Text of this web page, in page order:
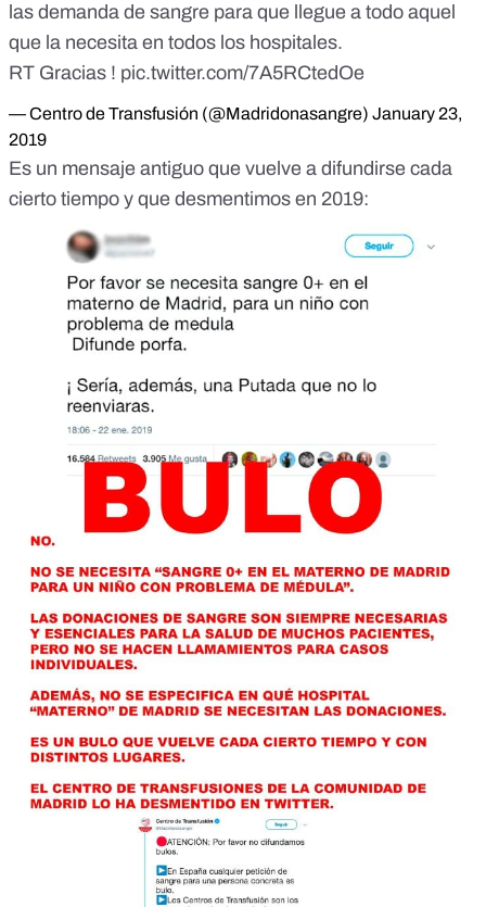
las demanda de sangre para que llegue a todo aquel
que la necesita en todos los hospitales.
RT Gracias ! pic.twitter.com/7A5RCtedOe
— Centro de Transfusión (@Madridonasangre) January 23,
2019
Es un mensaje antiguo que vuelve a difundirse cada
cierto tiempo y que desmentimos en 2019: